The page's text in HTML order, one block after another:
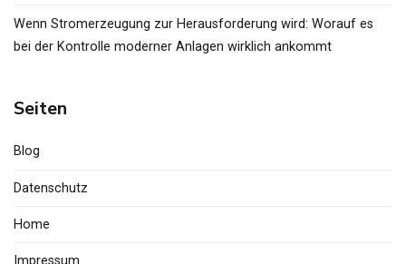
Wenn Stromerzeugung zur Herausforderung wird: Worauf es
bei der Kontrolle moderner Anlagen wirklich ankommt
Seiten
Blog
Datenschutz
Home